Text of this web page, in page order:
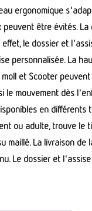
ergonomique
être évités.
le dossier et
personnalisée. La
et Scooter
mouvement dès
en
ou adulte, trouve
La livraison
Le dossier et